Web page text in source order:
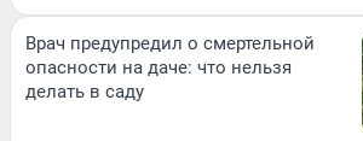
Врач предупредил о смертельной
опасности на даче: что нельзя
делать в саду